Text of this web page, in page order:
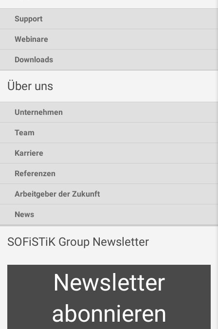
Support
Webinare
Downloads
Über uns
Unternehmen
Team
Karriere
Referenzen
Arbeitgeber der Zukunft
News
SOFiSTiK Group Newsletter
Newsletter
abonnieren